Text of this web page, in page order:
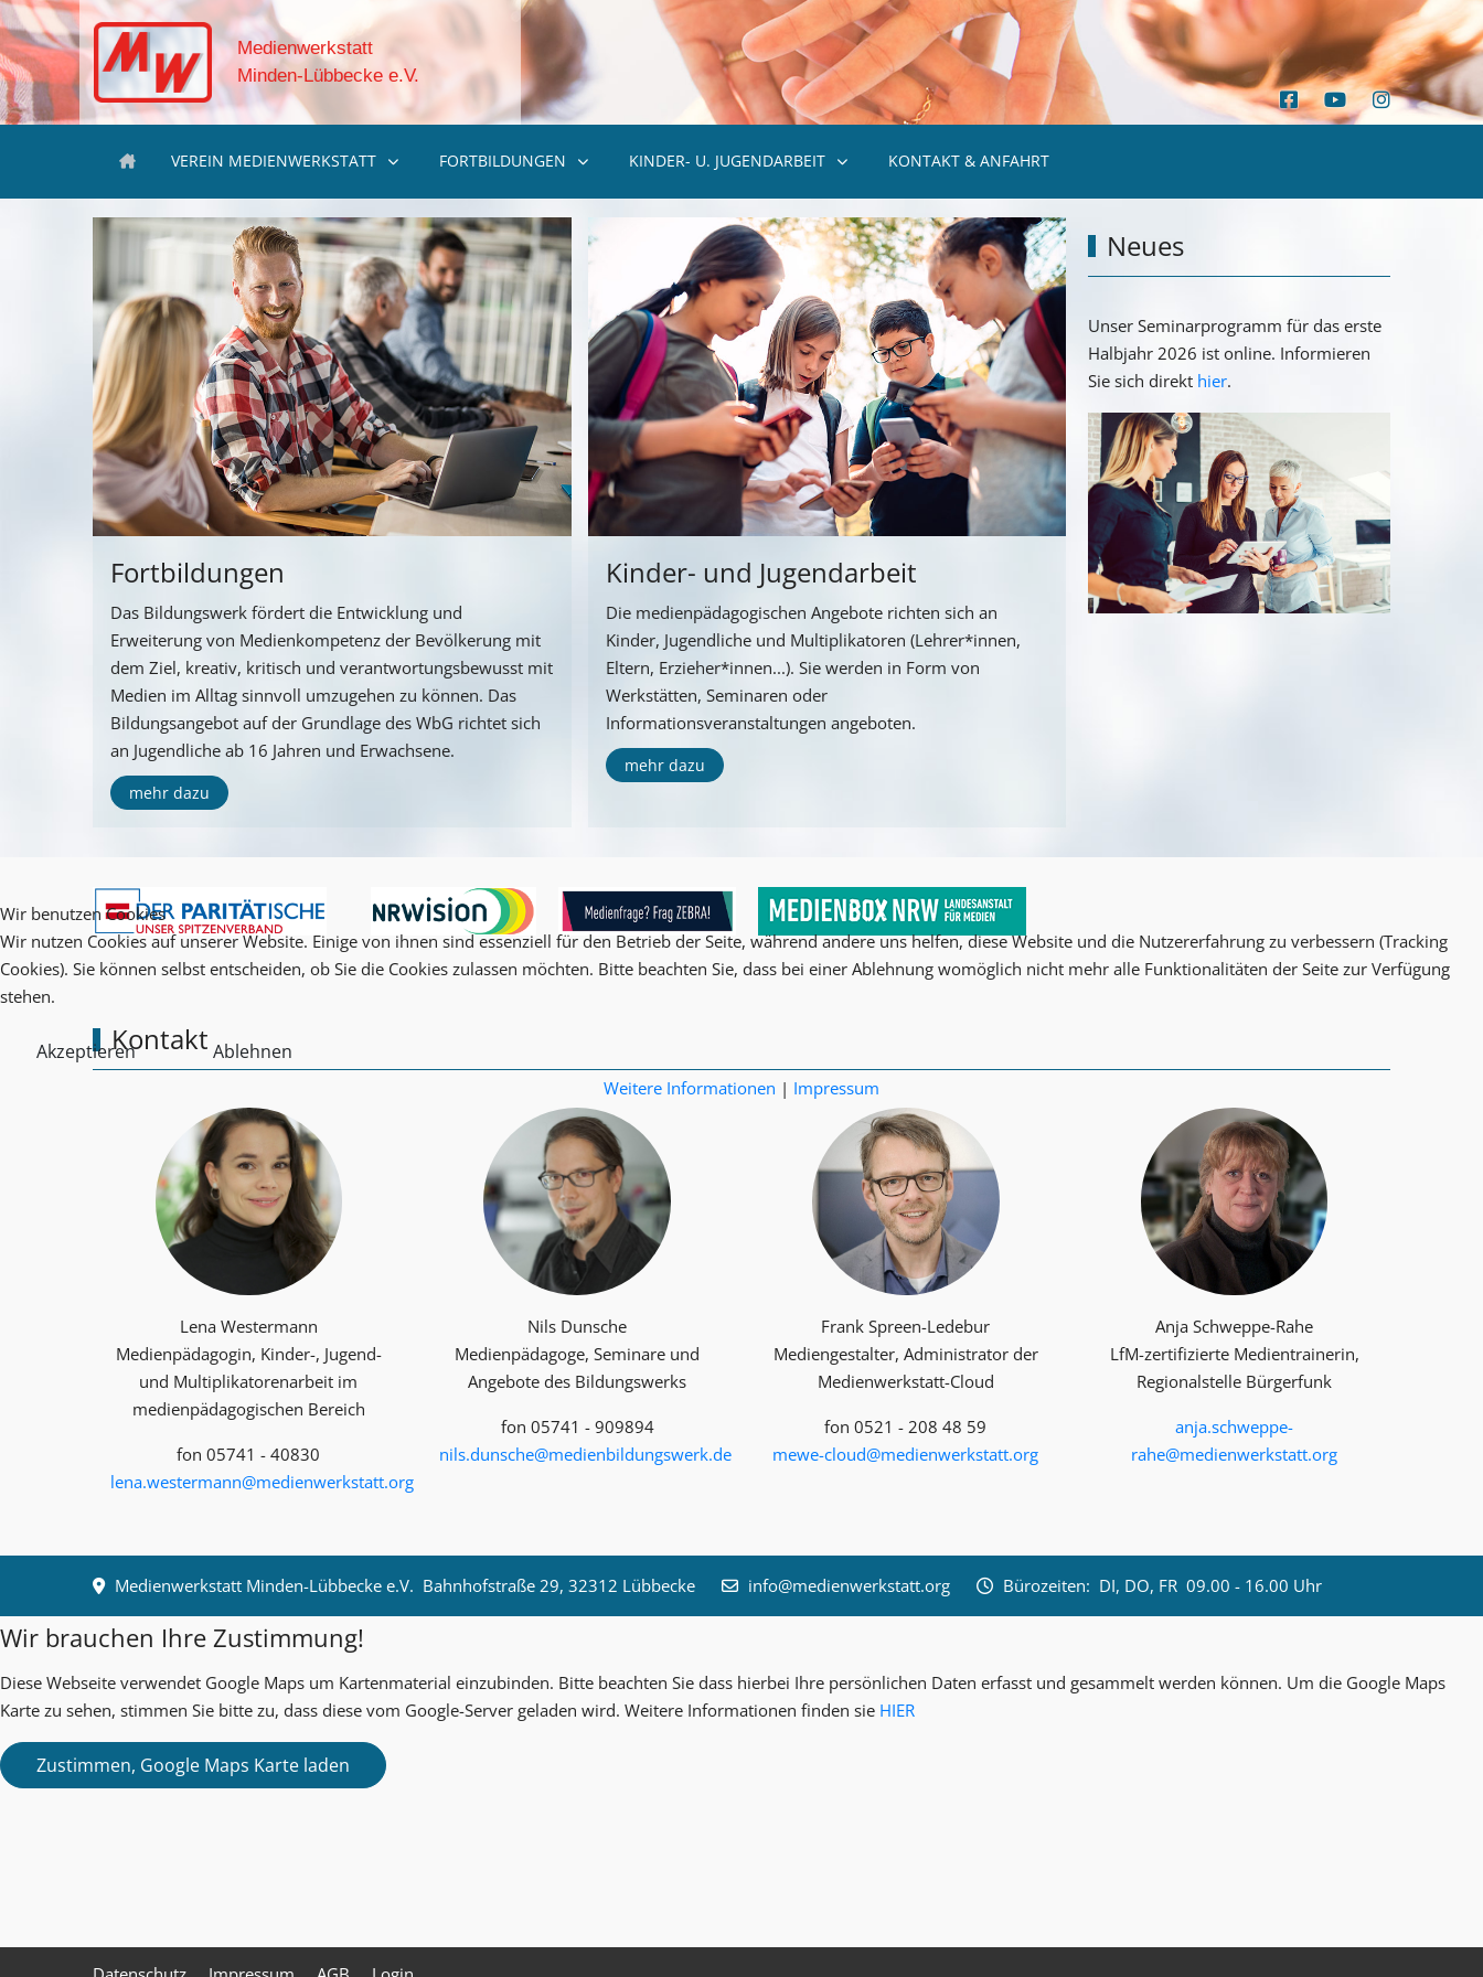
Medienwerkstatt
Minden-Lübbecke e.V.
VEREIN MEDIENWERKSTATT FORTBILDUNGEN KINDER- U. JUGENDARBEIT KONTAKT & ANFAHRT
Fortbildungen
Das Bildungswerk fördert die Entwicklung und
Erweiterung von Medienkompetenz der Bevölkerung mit
dem Ziel, kreativ, kritisch und verantwortungsbewusst mit
Medien im Alltag sinnvoll umzugehen zu können. Das
Bildungsangebot auf der Grundlage des WbG richtet sich
an Jugendliche ab 16 Jahren und Erwachsene.
mehr dazu
Kinder- und Jugendarbeit
Die medienpädagogischen Angebote richten sich an
Kinder, Jugendliche und Multiplikatoren (Lehrer*innen,
Eltern, Erzieher*innen...). Sie werden in Form von
Werkstätten, Seminaren oder
Informationsveranstaltungen angeboten.
mehr dazu
Neues
Unser Seminarprogramm für das erste
Halbjahr 2026 ist online. Informieren
Sie sich direkt hier.
Kontakt
Lena Westermann
Medienpädagogin, Kinder-, Jugend-
und Multiplika­toren­arbeit im
medienpädagogischen Bereich
fon 05741 - 40830
lena.westermann@medienwerkstatt.org
Nils Dunsche
Medienpädagoge, Seminare und
Angebote des Bildungswerks
fon 05741 - 909894
nils.dunsche@medienbildungswerk.de
Frank Spreen-Ledebur
Mediengestalter, Administrator der
Medienwerkstatt-Cloud
fon 0521 - 208 48 59
mewe-cloud@medienwerkstatt.org
Anja Schweppe-Rahe
LfM-zertifizierte Medientrainerin,
Regionalstelle Bürgerfunk
anja.schweppe-
rahe@medienwerkstatt.org
Medienwerkstatt Minden-Lübbecke e.V. Bahnhofstraße 29, 32312 Lübbecke info@medienwerkstatt.org Bürozeiten: DI, DO, FR 09.00 - 16.00 Uhr
Wir brauchen Ihre Zustimmung!
Diese Webseite verwendet Google Maps um Kartenmaterial einzubinden. Bitte beachten Sie dass hierbei Ihre persönlichen Daten erfasst und gesammelt werden können. Um die Google Maps
Karte zu sehen, stimmen Sie bitte zu, dass diese vom Google-Server geladen wird. Weitere Informationen finden sie HIER
Wir benutzen Cookies
Wir nutzen Cookies auf unserer Website. Einige von ihnen sind essenziell für den Betrieb der Seite, während andere uns helfen, diese Website und die Nutzererfahrung zu verbessern (Tracking
Cookies). Sie können selbst entscheiden, ob Sie die Cookies zulassen möchten. Bitte beachten Sie, dass bei einer Ablehnung womöglich nicht mehr alle Funktionalitäten der Seite zur Verfügung
stehen.
Akzeptieren Ablehnen
Weitere Informationen | Impressum